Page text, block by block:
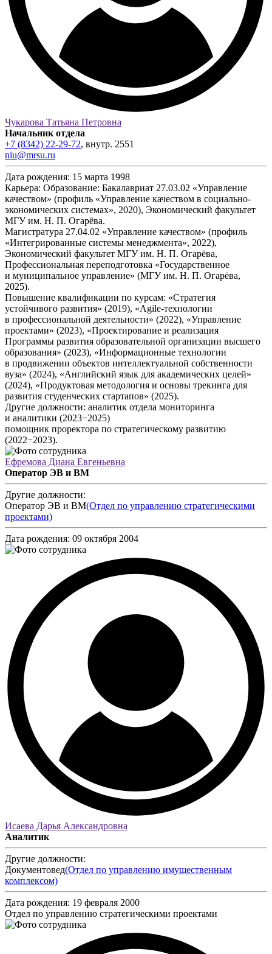
Чукарова Татьяна Петровна
Начальник отдела
+7 (8342) 22-29-72, внутр. 2551
niu@mrsu.ru
Дата рождения: 15 марта 1998
Карьера: Образование: Бакалавриат 27.03.02 «Управление
качеством» (профиль «Управление качеством в социально-
экономических системах», 2020), Экономический факультет
МГУ им. Н. П. Огарёва.
Магистратура 27.04.02 «Управление качеством» (профиль
«Интегрированные системы менеджмента», 2022),
Экономический факультет МГУ им. Н. П. Огарёва,
Профессиональная переподготовка «Государственное
и муниципальное управление» (МГУ им. Н. П. Огарёва,
2025).
Повышение квалификации по курсам: «Стратегия
устойчивого развития» (2019), «Agile-технологии
в профессиональной деятельности» (2022), «Управление
проектами» (2023), «Проектирование и реализация
Программы развития образовательной организации высшего
образования» (2023), «Информационные технологии
в продвижении объектов интеллектуальной собственности
вуза» (2024), «Английский язык для академических целей»
(2024), «Продуктовая методология и основы трекинга для
развития студенческих стартапов» (2025).
Другие должности: аналитик отдела мониторинга
и аналитики (2023−2025)
помощник проректора по стратегическому развитию
(2022−2023).
Ефремова Диана Евгеньевна
Оператор ЭВ и ВМ
Другие должности:
Оператор ЭВ и ВМ(Отдел по управлению стратегическими
проектами)
Дата рождения: 09 октября 2004
Исаева Дарья Александровна
Аналитик
Другие должности:
Документовед(Отдел по управлению имущественным
комплексом)
Дата рождения: 19 февраля 2000
Отдел по управлению стратегическими проектами